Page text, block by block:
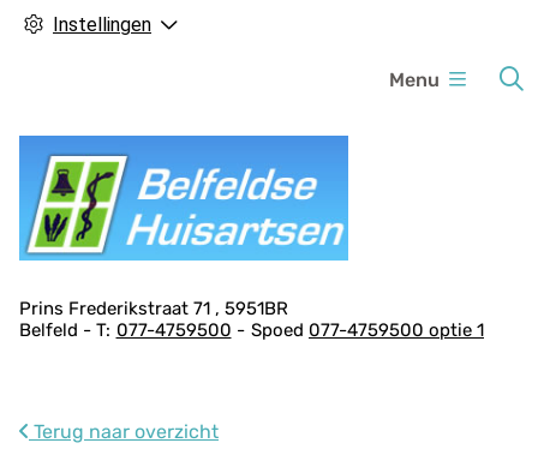
Instellingen
u
Menu
A
d
s
Prins Frederikstraat 71
5951BR
Belfeld
077-4759500 Spoed 077-4759500 optie 1
Terug naar overzicht